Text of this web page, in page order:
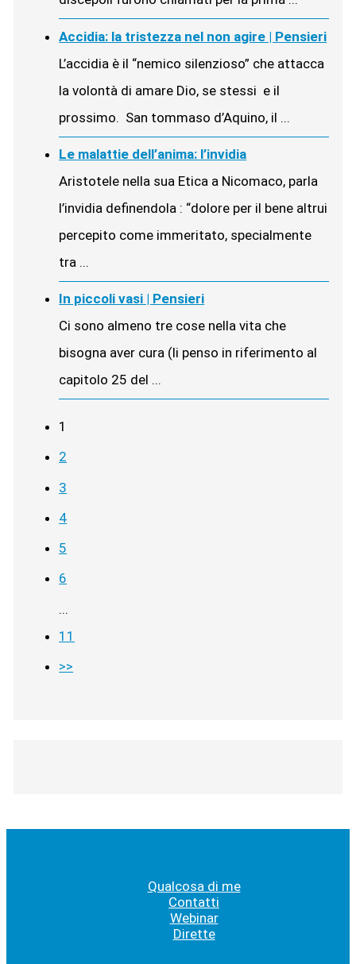
Accidia: la tristezza nel non agire | Pensieri
L’accidia è il “nemico silenzioso” che attacca
la volontà di amare Dio, se stessi e il
prossimo. San tommaso d’Aquino, il ...
Le malattie dell’anima: l’invidia
Aristotele nella sua Etica a Nicomaco, parla
l’invidia definendola : “dolore per il bene altrui
percepito come immeritato, specialmente
tra ...
In piccoli vasi | Pensieri
Ci sono almeno tre cose nella vita che
bisogna aver cura (li penso in riferimento al
capitolo 25 del ...
1
2
3
4
5
6
...
11
>>
Qualcosa di me
Contatti
Webinar
Dirette